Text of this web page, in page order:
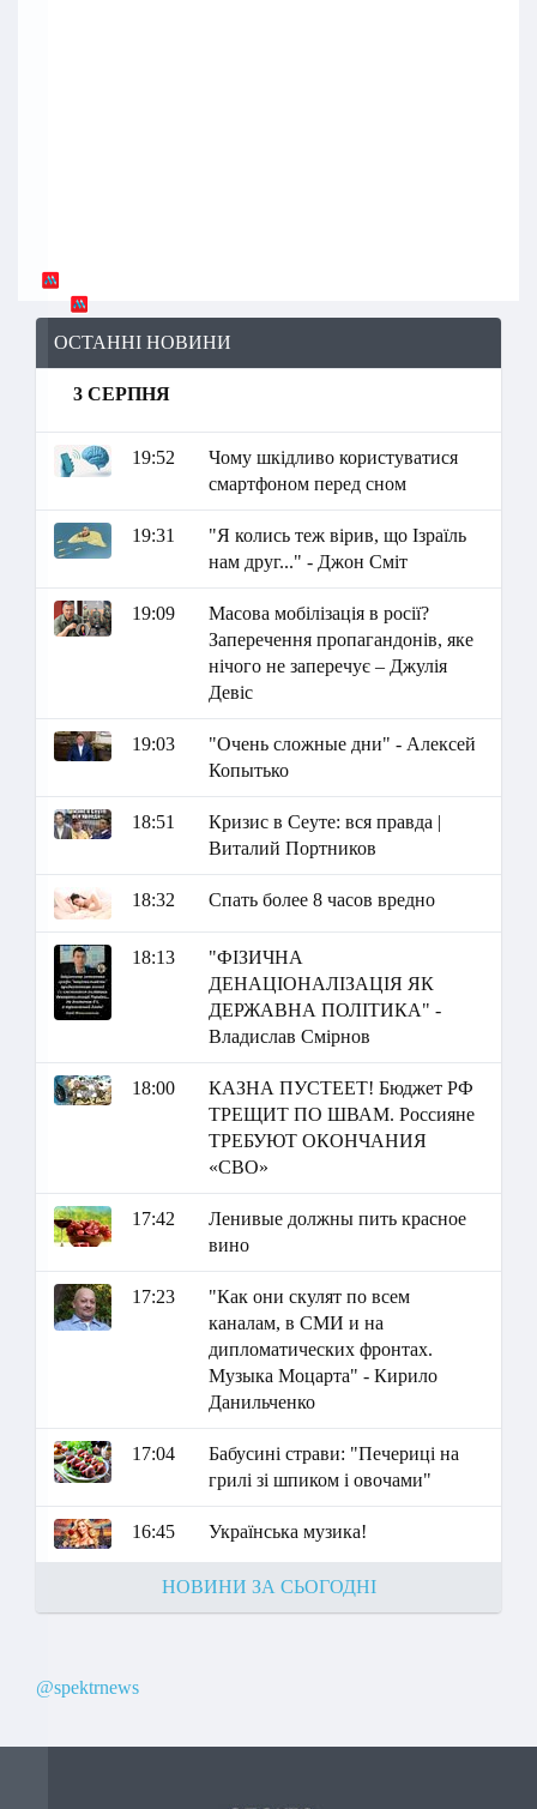
ОСТАННІ НОВИНИ
3 СЕРПНЯ
19:52
Чому шкідливо користуватися
смартфоном перед сном
19:31
"Я колись теж вірив, що Ізраїль
нам друг..." - Джон Сміт
19:09
Масова мобілізація в росії?
Заперечення пропагандонів, яке
нічого не заперечує – Джулія
Девіс
19:03
"Очень сложные дни" - Алексей
Копытько
18:51
Кризис в Сеуте: вся правда |
Виталий Портников
18:32 Спать более 8 часов вредно
18:13
"ФІЗИЧНА
ДЕНАЦІОНАЛІЗАЦІЯ ЯК
ДЕРЖАВНА ПОЛІТИКА" -
Владислав Смірнов
18:00
КАЗНА ПУСТЕЕТ! Бюджет РФ
ТРЕЩИТ ПО ШВАМ. Россияне
ТРЕБУЮТ ОКОНЧАНИЯ
«СВО»
17:42
Ленивые должны пить красное
вино
17:23
"Как они скулят по всем
каналам, в СМИ и на
дипломатических фронтах.
Музыка Моцарта" - Кирило
Данильченко
17:04
Бабусині страви: "Печериці на
грилі зі шпиком і овочами"
16:45 Українська музика!
НОВИНИ ЗА СЬОГОДНІ
@spektrnews